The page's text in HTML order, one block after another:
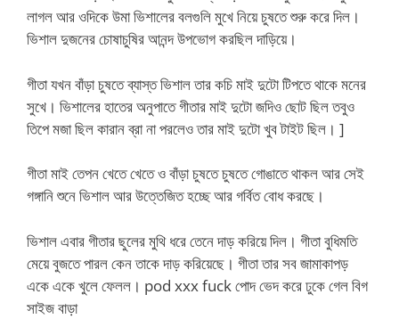
লাগল আর ওদিকে উমা ভিশালের বলগুলি মুখে নিয়ে চুষতে শুরু করে দিল।
ভিশাল দুজনের চোষাচুষির আনন্দ উপভোগ করছিল দাড়িয়ে।
গীতা যখন বাঁড়া চুষতে ব্যাস্ত ভিশাল তার কচি মাই দুটো টিপতে থাকে মনের
সুখে। ভিশালের হাতের অনুপাতে গীতার মাই দুটো জদিও ছোট ছিল তবুও
তিপে মজা ছিল কারান ব্রা না পরলেও তার মাই দুটো খুব টাইট ছিল। ]
গীতা মাই তেপন খেতে খেতে ও বাঁড়া চুষতে চুষতে গোঙাতে থাকল আর সেই
গঙ্গানি শুনে ভিশাল আর উত্তেজিত হচ্ছে আর গর্বিত বোধ করছে।
ভিশাল এবার গীতার ছুলের মুথি ধরে তেনে দাড় করিয়ে দিল। গীতা বুধিমতি
মেয়ে বুজতে পারল কেন তাকে দাড় করিয়েছে। গীতা তার সব জামাকাপড়
একে একে খুলে ফেলল। pod xxx fuck পোদ ভেদ করে ঢুকে গেল বিগ
সাইজ বাড়া